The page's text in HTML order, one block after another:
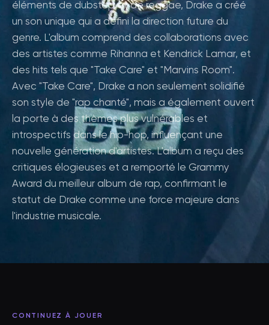
éléments de dubstep et de reggae, Drake a créé
un son unique qui a défini la direction future du
genre. L'album comprend des collaborations avec
des artistes comme Rihanna et Kendrick Lamar, et
des hits tels que "Take Care" et "Marvins Room".
Avec "Take Care", Drake a non seulement solidifié
son style de "rap chanté", mais a également ouvert
la porte à des thèmes plus vulnérables et
introspectifs dans le hip-hop, influençant une
nouvelle génération d'artistes. L'album a reçu des
critiques élogieuses et a remporté le Grammy
Award du meilleur album de rap, confirmant le
statut de Drake comme une force majeure dans
l'industrie musicale.
CONTINUEZ À JOUER